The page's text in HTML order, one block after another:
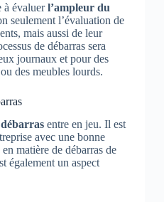
à évaluerl’ampleur du
seulement l’évaluation de
mais aussi de leur
de débarras sera
journaux et pour des
des meubles lourds.
débarrasentre en jeu. Il est
avec une bonne
matière de débarras de
également un aspect